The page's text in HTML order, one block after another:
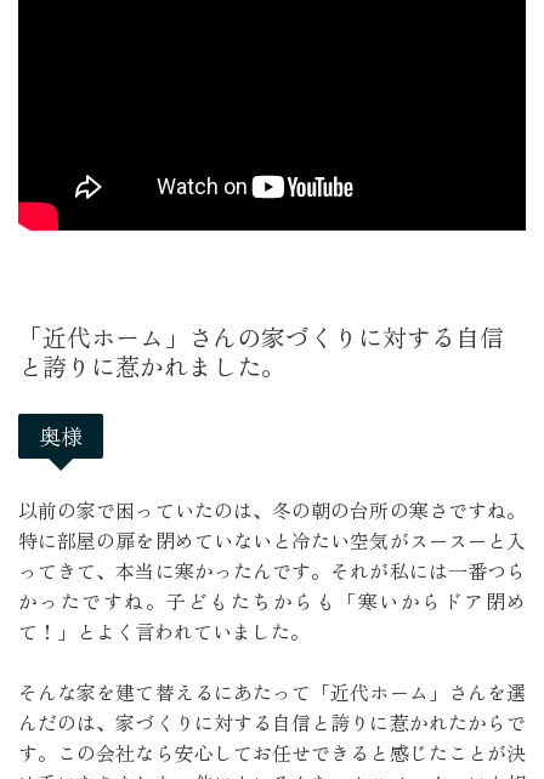
「近代ホーム」さんの家づくりに対する自信
と誇りに惹かれました。
奥様
以前の家で困っていたのは、冬の朝の台所の寒さですね。
特に部屋の扉を閉めていないと冷たい空気がスースーと入
ってきて、本当に寒かったんです。それが私には一番つら
かったですね。子どもたちからも「寒いからドア閉め
て！」とよく言われていました。
そんな家を建て替えるにあたって「近代ホーム」さんを選
んだのは、家づくりに対する自信と誇りに惹かれたからで
す。この会社なら安心してお任せできると感じたことが決